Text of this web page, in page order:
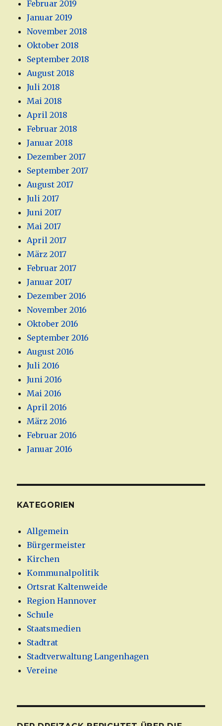
Februar 2019
Januar 2019
November 2018
Oktober 2018
September 2018
August 2018
Juli 2018
Mai 2018
April 2018
Februar 2018
Januar 2018
Dezember 2017
September 2017
August 2017
Juli 2017
Juni 2017
Mai 2017
April 2017
März 2017
Februar 2017
Januar 2017
Dezember 2016
November 2016
Oktober 2016
September 2016
August 2016
Juli 2016
Juni 2016
Mai 2016
April 2016
März 2016
Februar 2016
Januar 2016
KATEGORIEN
Allgemein
Bürgermeister
Kirchen
Kommunalpolitik
Ortsrat Kaltenweide
Region Hannover
Schule
Staatsmedien
Stadtrat
Stadtverwaltung Langenhagen
Vereine